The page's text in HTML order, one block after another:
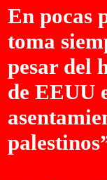
En pocas
toma
pesar del
de EEUU